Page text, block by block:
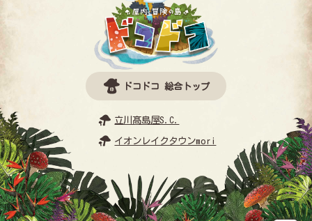
ドコドコ 総合トップ
立川髙島屋S.C.
イオンレイクタウンmori